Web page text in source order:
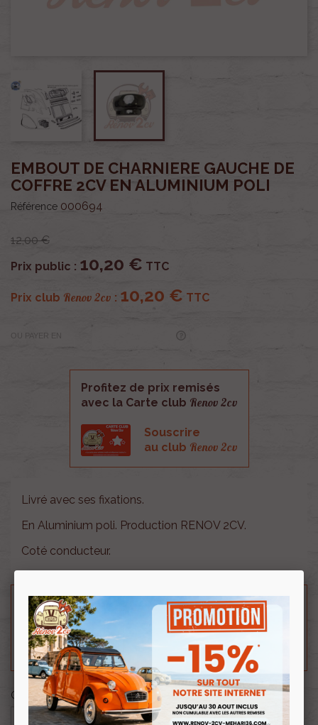
EMBOUT DE CHARNIERE GAUCHE DE
COFFRE 2CV EN ALUMINIUM POLI
Référence 000694
12,00 €
Prix public : 10,20 € TTC
Prix club Renov 2cv : 10,20 € TTC
OU PAYER EN
Profitez de prix remisés
avec la Carte club Renov 2cv
Souscrire
au club Renov 2cv
Livré avec ses fixations.
En Aluminium poli. Production RENOV 2CV.
Coté conducteur.
Besoin d'un renseignement technique sur le produit
? N'hésitez pas à contacter notre service
technique au0254 277 154 ou par mail à
renov2cv.technique@gmail.com.
Quantité
 AJOUTER AU PANIER